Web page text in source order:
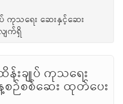
ပ် ကုသရေး ဆေးနှင့်ဆေး
ျက်ရှိ
န်းချုပ် ကုသရေး
ေ့စဉ်စစ်ဆေး ထုတ်ပေး